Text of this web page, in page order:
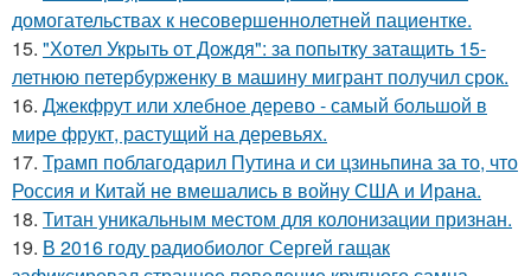
домогательствах к несовершеннолетней пациентке.
15. "Хотел Укрыть от Дождя": за попытку затащить 15-
летнюю петербурженку в машину мигрант получил срок.
16. Джекфрут или хлебное дерево - самый большой в
мире фрукт, растущий на деревьях.
17. Трамп поблагодарил Путина и си цзиньпина за то, что
Россия и Китай не вмешались в войну США и Ирана.
18. Титан уникальным местом для колонизации признан.
19. В 2016 году радиобиолог Сергей гащак